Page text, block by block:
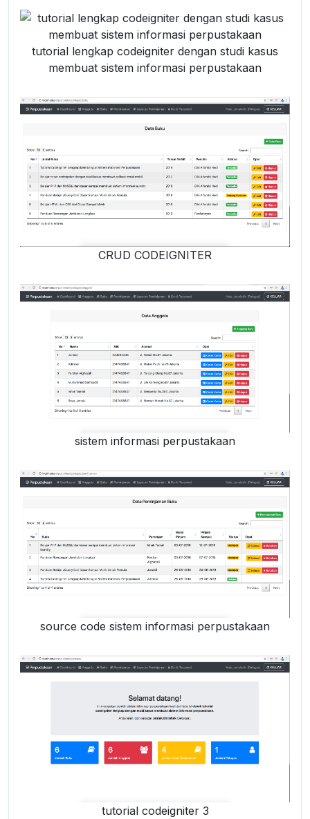
tutorial lengkap codeigniter dengan studi kasus
membuat sistem informasi perpustakaan
CRUD CODEIGNITER
sistem informasi perpustakaan
source code sistem informasi perpustakaan
tutorial codeigniter 3